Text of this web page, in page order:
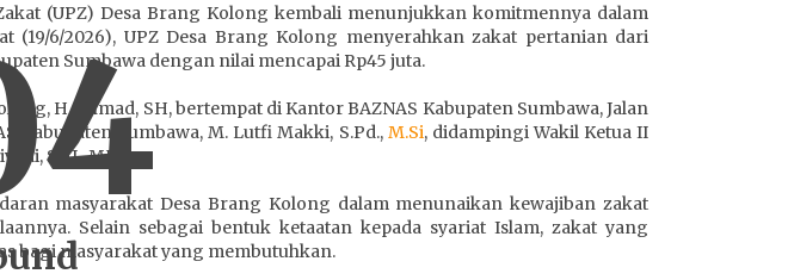
(UPZ) Desa Brang Kolong kembali menunjukkan komitmennya dalam
(19/6/2026), UPZ Desa Brang Kolong menyerahkan zakat pertanian dari
Sumbawa dengan nilai mencapai Rp45 juta.
H. Ahmad, SH, bertempat di Kantor BAZNAS Kabupaten Sumbawa, Jalan
Kabupaten Sumbawa, M. Lutfi Makki, S.Pd., M.Si, didampingi Wakil Ketua II
SHI., MHI.
masyarakat Desa Brang Kolong dalam menunaikan kewajiban zakat
Selain sebagai bentuk ketaatan kepada syariat Islam, zakat yang
bagi masyarakat yang membutuhkan.